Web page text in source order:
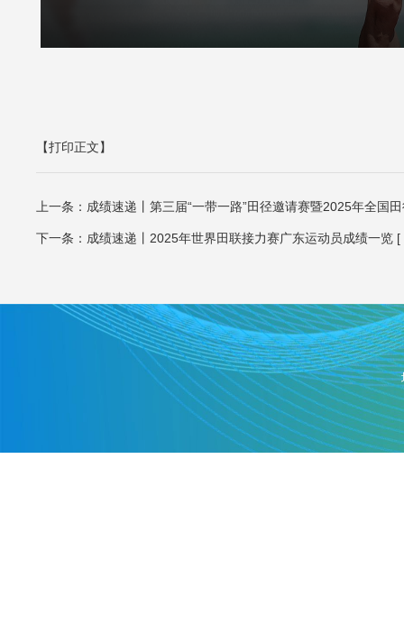
【打印正文】
上一条： 成绩速递丨第三届“一带一路”田径邀请赛暨2025年全国
下一条： 成绩速递丨2025年世界田联接力赛广东运动员成绩一览 [